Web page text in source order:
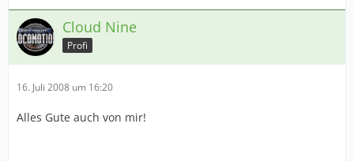
Cloud Nine
Profi
16. Juli 2008 um 16:20
Alles Gute auch von mir!